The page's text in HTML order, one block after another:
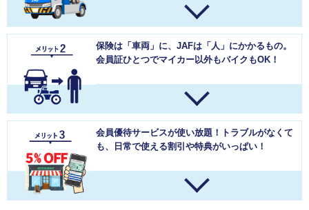
保険は「車両」に、JAFは「人」にかかるもの。
会員証ひとつでマイカー以外もバイクもOK！
会員優待サービスが使い放題！
トラブルがなくて
も、日常で使える割引や特典がいっぱい！